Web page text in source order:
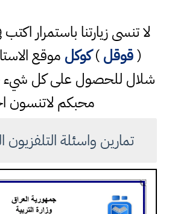
لا تنسى زيارتنا باستمرار
(قوقل)كوكل موقع
شلال للحصول على كل شيء
محبكم لاتنسون
تمارين واسئلة التلفزيون